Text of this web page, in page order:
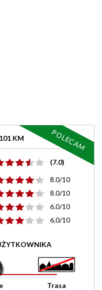
KM
(7.0)
8.0/10
8.0/10
6.0/10
6.0/10
Trasa
POLECAM